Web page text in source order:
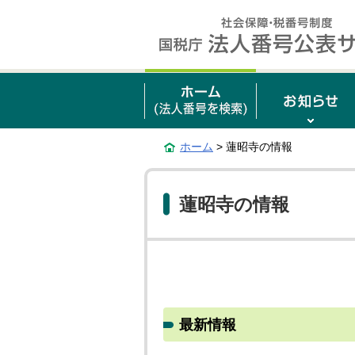
ホーム > 蓮昭寺の情報
蓮昭寺の情報
最新情報